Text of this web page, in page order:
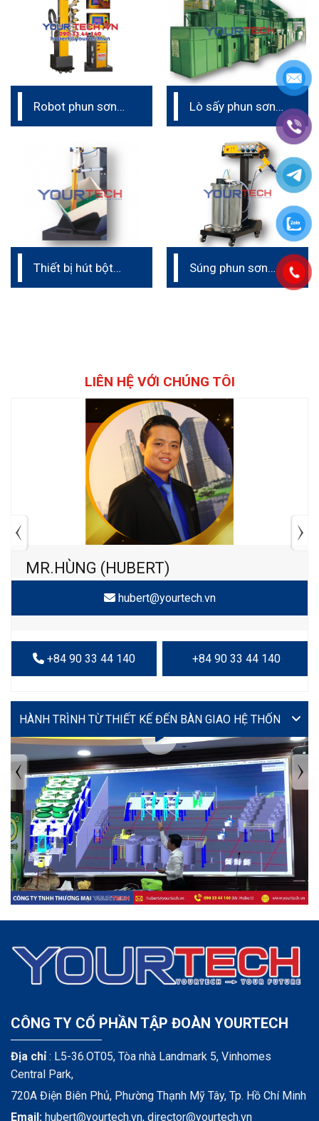
Robot phun sơn
Intech Ấn Độ
Lò sấy phun sơn
chuyền phun sơn
tĩnh điện)
Thiết bị hút bột
Súng phun sơn
tĩnh điện cầm tay
LIÊN HỆ VỚI CHÚNG TÔI
MR.HÙNG (HUBERT)
hubert@yourtech.vn
+84 90 33 44 140 +84 90 33 44 140
VIDEO
TIN TỨC MỚI NHẤT
Tuyển dụng: Nhân viên KẾ TOÁN
CÔNG TY CỔ PHẦN TẬP ĐOÀN YOURTECH
Địa chỉ: L5-36.OT05, Tòa nhà Landmark 5, Vinhomes
Central Park,
720A Điện Biên Phủ, Phường Thạnh Mỹ Tây, Tp. Hồ Chí Minh
Email: hubert@yourtech.vn, director@yourtech.vn